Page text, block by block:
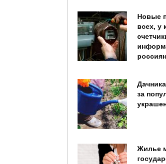
Новые
всех, у
россиян
за
Жилье